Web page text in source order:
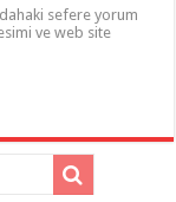
sefere yorum
ve web site